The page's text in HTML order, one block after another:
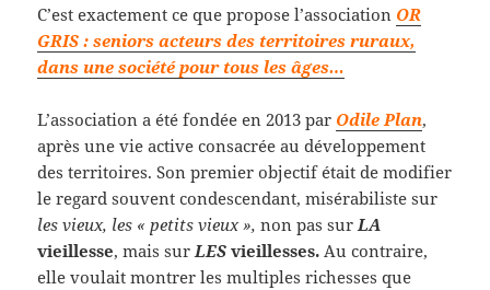
C’est exactement ce que propose l’association OR
GRIS : seniors acteurs des territoires ruraux,
dans une société pour tous les âges…
L’association a été fondée en 2013 par Odile Plan,
après une vie active consacrée au développement
des territoires. Son premier objectif était de modifier
le regard souvent condescendant, misérabiliste sur
les vieux, les « petits vieux »,non pas sur LA
vieillesse, mais sur LES vieillesses. Au contraire,
elle voulait montrer les multiples richesses que